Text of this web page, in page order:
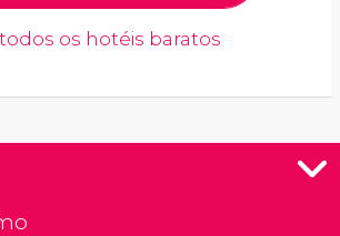
os hotéis baratos